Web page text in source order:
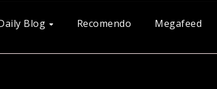
Blog Recomendo Megafeed